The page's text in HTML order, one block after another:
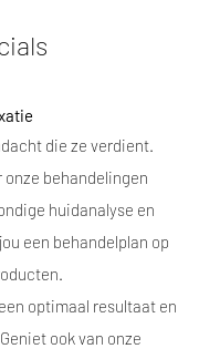
die ze verdient.
onze behandelingen
huidanalyse en
een behandelplan op
optimaal resultaat en
ook van onze